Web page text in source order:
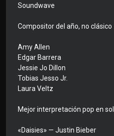
Soundwave
Compositor del año, no clásico
Amy Allen
Edgar Barrera
Jessie Jo Dillon
Tobias Jesso Jr.
Laura Veltz
Mejor interpretación pop en
«Daisies» — Justin Bieber